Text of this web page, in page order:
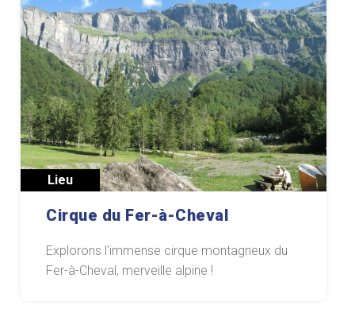
Lieu
Cirque du Fer-à-Cheval
Explorons l'immense cirque montagneux du
Fer-à-Cheval, merveille alpine !